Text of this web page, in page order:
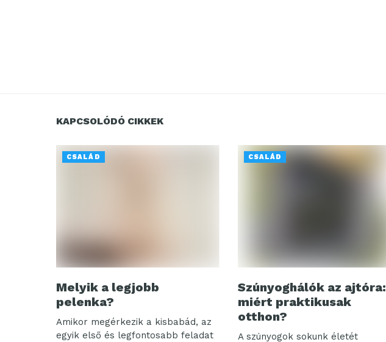
KAPCSOLÓDÓ CIKKEK
CSALÁD
Melyik a legjobb
pelenka?
Amikor megérkezik a kisbabád, az
egyik első és legfontosabb feladat
CSALÁD
Szúnyoghálók az ajtóra:
miért praktikusak
otthon?
A szúnyogok sokunk életét